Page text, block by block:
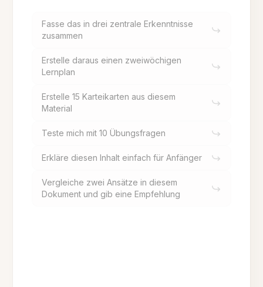
Fasse das in drei zentrale Erkenntnisse
zusammen
Erstelle daraus einen zweiwöchigen
Lernplan
Erstelle 15 Karteikarten aus diesem
Material
Teste mich mit 10 Übungsfragen
Erkläre diesen Inhalt einfach für Anfänger
Vergleiche zwei Ansätze in diesem
Dokument und gib eine Empfehlung